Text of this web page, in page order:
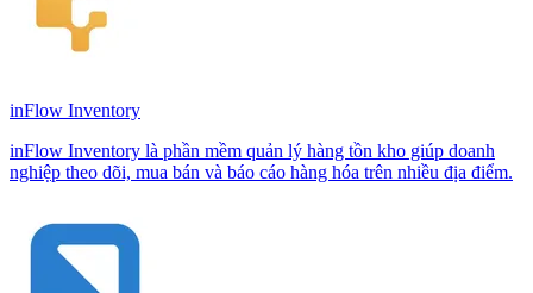
inFlow Inventory
inFlow Inventory là phần mềm quản lý hàng tồn kho giúp doanh
nghiệp theo dõi, mua bán và báo cáo hàng hóa trên nhiều địa điểm.